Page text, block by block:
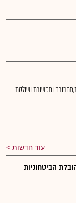
ותקשורת ושולטת
עוד חדשות
ת"א 35 טיפס בהובלת הביטחוניות